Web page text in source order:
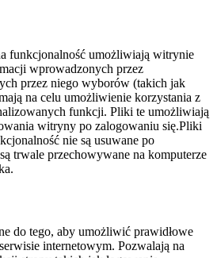
funkcjonalność umożliwiają witrynie
wprowadzonych przez
przez niego wyborów (takich jak
na celu umożliwienie korzystania z
funkcji. Pliki te umożliwiają
witryny po zalogowaniu się.Pliki
nie są usuwane po
trwale przechowywane na komputerze
do tego, aby umożliwić prawidłowe
internetowym. Pozwalają na